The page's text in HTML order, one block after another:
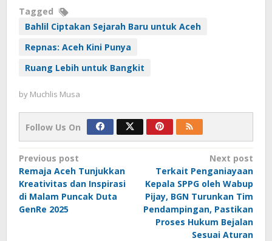
Tagged
Bahlil Ciptakan Sejarah Baru untuk Aceh
Repnas: Aceh Kini Punya
Ruang Lebih untuk Bangkit
by Muchlis Musa
Follow Us On
Post
navigation
Previous post
Remaja Aceh Tunjukkan
Kreativitas dan Inspirasi
di Malam Puncak Duta
GenRe 2025
Next post
Terkait Penganiayaan
Kepala SPPG oleh Wabup
Pijay, BGN Turunkan Tim
Pendampingan, Pastikan
Proses Hukum Bejalan
Sesuai Aturan